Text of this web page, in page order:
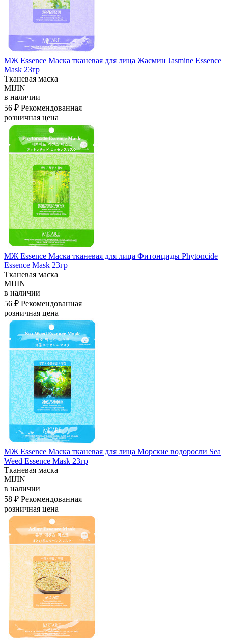
МЖ Essence Маска тканевая для лица Жасмин Jasmine Essence
Mask 23гр
Тканевая маска
MIJIN
в наличии
56 ₽ Рекомендованная
розничная цена
МЖ Essence Маска тканевая для лица Фитонциды Phytoncide
Essence Mask 23гр
Тканевая маска
MIJIN
в наличии
56 ₽ Рекомендованная
розничная цена
МЖ Essence Маска тканевая для лица Морские водоросли Sea
Weed Essence Mask 23гр
Тканевая маска
MIJIN
в наличии
58 ₽ Рекомендованная
розничная цена